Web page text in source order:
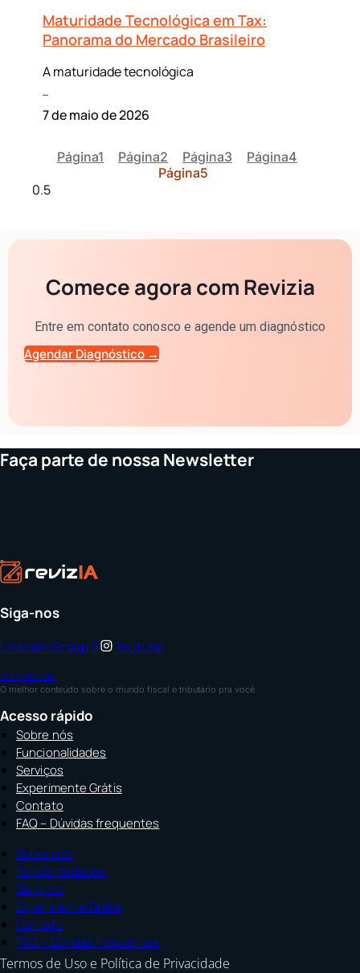
Maturidade Tecnológica em Tax:
Panorama do Mercado Brasileiro
A maturidade tecnológica
7 de maio de 2026
Página1 Página2 Página3 Página4
Página5
Comece agora com Revizia
Entre em contato conosco e agende um diagnóstico
Agendar Diagnóstico →
Faça parte de nossa Newsletter
Siga-nos
LinkedinGroup 2 Youtube
BLOG REVIZIA
O melhor conteúdo sobre o mundo fiscal e tributário pra você.
Acesso rápido
Sobre nós
Funcionalidades
Serviços
Experimente Grátis
Contato
FAQ – Dúvidas frequentes
Sobre nós
Funcionalidades
Serviços
Experimente Grátis
Contato
FAQ – Dúvidas frequentes
Termos de Uso e Política de Privacidade